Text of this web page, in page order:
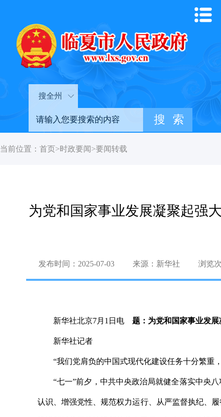
搜全州
当前位置： 首页>时政要闻 >要闻转载
为党和国家事业发展凝聚起强
发布时间：2025-07-03 来源：新华社 浏览
新华社北京7月1日电 题：为党和国家事业发
新华社记者
“我们党肩负的中国式现代化建设任务十分繁重
“七一”前夕，中共中央政治局就健全落实中央
认识、增强党性、规范权力运行、从严监督执纪、